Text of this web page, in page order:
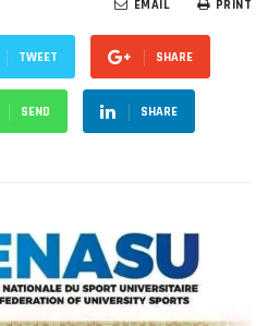
PRINT
EMAIL
TWEET SHARE
SEND SHARE